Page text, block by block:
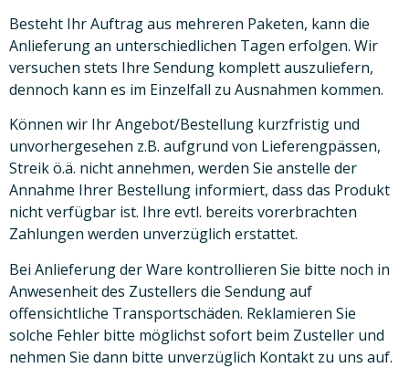
Besteht Ihr Auftrag aus mehreren Paketen, kann die
Anlieferung an unterschiedlichen Tagen erfolgen. Wir
versuchen stets Ihre Sendung komplett auszuliefern,
dennoch kann es im Einzelfall zu Ausnahmen kommen.
Können wir Ihr Angebot/Bestellung kurzfristig und
unvorhergesehen z.B. aufgrund von Lieferengpässen,
Streik ö.ä. nicht annehmen, werden Sie anstelle der
Annahme Ihrer Bestellung informiert, dass das Produkt
nicht verfügbar ist. Ihre evtl. bereits vorerbrachten
Zahlungen werden unverzüglich erstattet.
Bei Anlieferung der Ware kontrollieren Sie bitte noch in
Anwesenheit des Zustellers die Sendung auf
offensichtliche Transportschäden. Reklamieren Sie
solche Fehler bitte möglichst sofort beim Zusteller und
nehmen Sie dann bitte unverzüglich Kontakt zu uns auf.